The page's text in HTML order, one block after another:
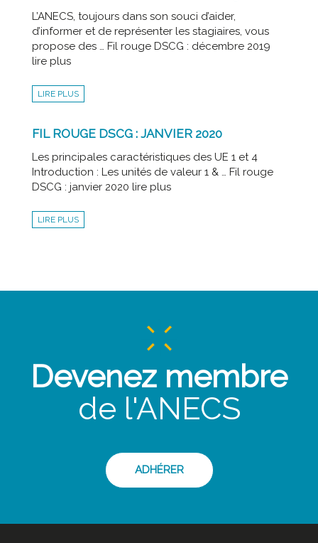
L’ANECS, toujours dans son souci d’aider,
d’informer et de représenter les stagiaires, vous
propose des … Fil rouge DSCG : décembre 2019
lire plus
LIRE PLUS
FIL ROUGE DSCG : JANVIER 2020
Les principales caractéristiques des UE 1 et 4
Introduction : Les unités de valeur 1 & … Fil rouge
DSCG : janvier 2020 lire plus
LIRE PLUS
Devenez membre
de l'ANECS
ADHÉRER